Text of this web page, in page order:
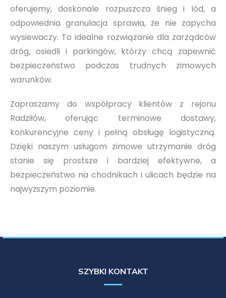
oferujemy, doskonale rozpuszcza śnieg i lód, a
odpowiednia granulacja sprawia, że nie zapycha
wysiewaczy. To idealne rozwiązanie dla zarządców
dróg, osiedli i parkingów, którzy chcą zapewnić
bezpieczeństwo podczas trudnych zimowych
warunków.
Zapraszamy do współpracy klientów z rejonu
Radziłów, oferując terminowe dostawy,
konkurencyjne ceny i pełną obsługę logistyczną.
Dzięki naszym usługom zimowe utrzymanie dróg
stanie się prostsze i bardziej efektywne, a
bezpieczeństwo na chodnikach i ulicach będzie na
najwyższym poziomie.
SZYBKI KONTAKT